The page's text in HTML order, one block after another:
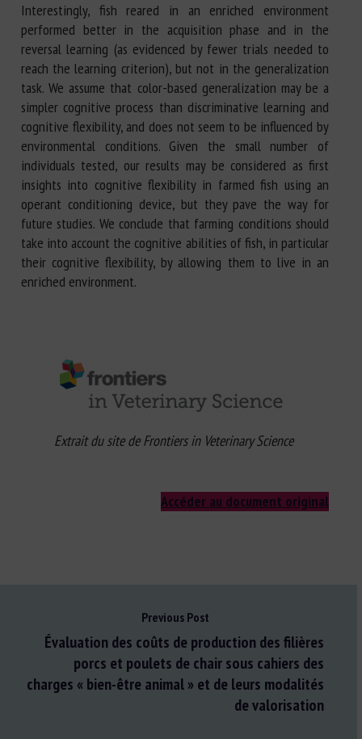
Interestingly, fish reared in an enriched environment
performed better in the acquisition phase and in the
reversal learning (as evidenced by fewer trials needed to
reach the learning criterion), but not in the generalization
task. We assume that color-based generalization may be a
simpler cognitive process than discriminative learning and
cognitive flexibility, and does not seem to be influenced by
environmental conditions. Given the small number of
individuals tested, our results may be considered as first
insights into cognitive flexibility in farmed fish using an
operant conditioning device, but they pave the way for
future studies. We conclude that farming conditions should
take into account the cognitive abilities of fish, in particular
their cognitive flexibility, by allowing them to live in an
enriched environment.
Extrait du site de Frontiers in Veterinary Science
Accéder au document original
Previous Post
Évaluation des coûts de production des filières
porcs et poulets de chair sous cahiers des
charges « bien-être animal » et de leurs modalités
de valorisation